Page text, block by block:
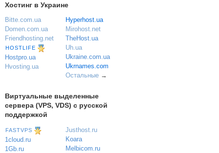
Хостинг в Украине
Bitte.com.ua
Domen.com.ua
Friendhosting.net
HOSTLIFE
Hostpro.ua
Hvosting.ua
Hyperhost.ua
Mirohost.net
TheHost.ua
Uh.ua
Ukraine.com.ua
Ukrnames.com
Остальные→
Виртуальные выделенные
сервера (VPS, VDS) с русской
поддержкой
FASTVPS
1cloud.ru
1Gb.ru
Justhost.ru
Koara
Melbicom.ru